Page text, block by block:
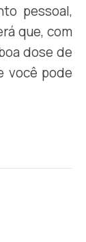
pessoal,
que, com
dose de
você pode